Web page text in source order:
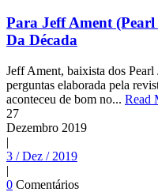
Para Jeff Ament
Da Década
Jeff Ament, baixista dos Pearl
perguntas elaborada pela
aconteceu de bom no... Read
27
Dezembro 2019
|
3 / Dez / 2019
|
0 Comentários